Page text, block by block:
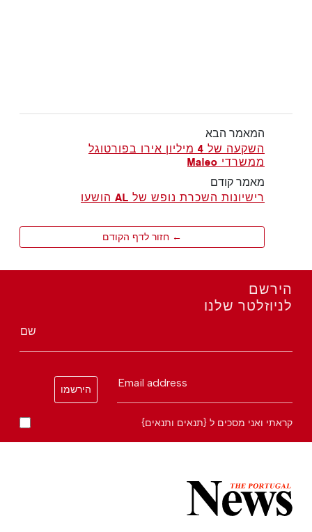
המאמר הבא
השקעה של 4 מיליון אירו בפורטוגל
ממשרדי Maleo
מאמר קודם
רישיונות השכרת נופש של AL הושעו
← חזור לדף הקודם
הירשם
לניוזלטר שלנו
שם
Email address
הירשמו
קראתי ואני מסכים ל {תנאים ותנאים}